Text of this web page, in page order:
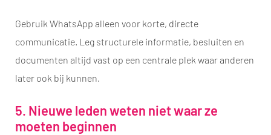
Gebruik WhatsApp alleen voor korte, directe
communicatie. Leg structurele informatie, besluiten en
documenten altijd vast op een centrale plek waar anderen
later ook bij kunnen.
5. Nieuwe leden weten niet waar ze
moeten beginnen